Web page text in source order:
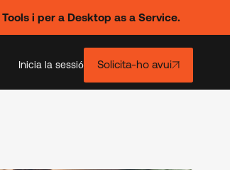
i per a Desktop as a Service.
Inicia la sessió Solicita-ho avui